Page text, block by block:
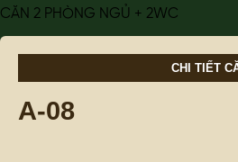
CĂN 2 PHÒNG NGỦ + 2WC
CHI TIẾT
A-08